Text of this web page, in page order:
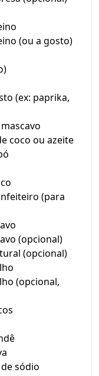
(ou a gosto)
(ex: paprika,
coco ou azeite
(para
(opcional)
(opcional)
(opcional,
sódio